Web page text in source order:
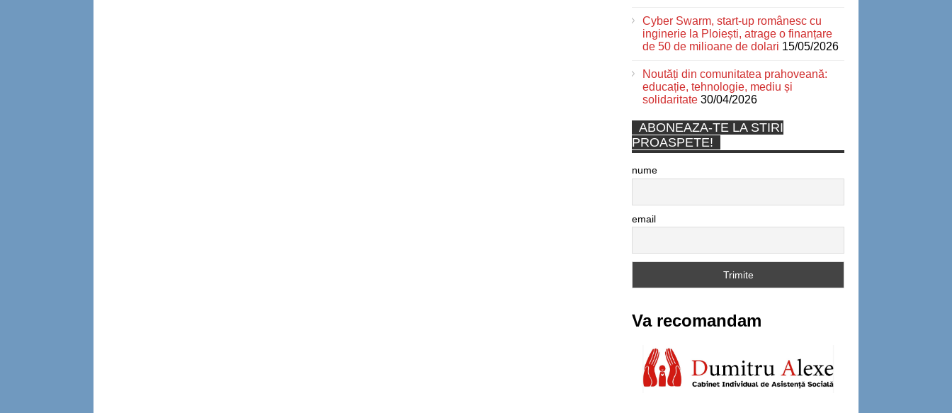
Cyber Swarm, start-up românesc cu
inginerie la Ploiești, atrage o finanțare
de 50 de milioane de dolari 15/05/2026
Noutăți din comunitatea prahoveană:
educație, tehnologie, mediu și
solidaritate 30/04/2026
ABONEAZA-TE LA STIRI
PROASPETE!
nume
email
Va recomandam